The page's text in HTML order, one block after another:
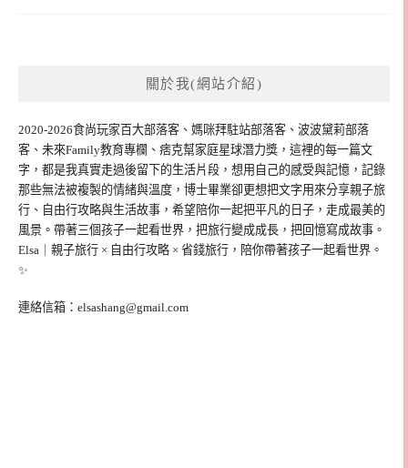
關於我(網站介紹)
2020-2026食尚玩家百大部落客、媽咪拜駐站部落客、波波黛莉部落
客、未來Family教育專欄、痞克幫家庭星球潛力獎，這裡的每一篇文
字，都是我真實走過後留下的生活片段，想用自己的感受與記憶，記錄
那些無法被複製的情緒與溫度，博士畢業卻更想把文字用來分享親子旅
行、自由行攻略與生活故事，希望陪你一起把平凡的日子，走成最美的
風景。帶著三個孩子一起看世界，把旅行變成成長，把回憶寫成故事。
Elsa｜親子旅行 × 自由行攻略 × 省錢旅行，陪你帶著孩子一起看世界。
✨
連絡信箱： elsashang@gmail.com